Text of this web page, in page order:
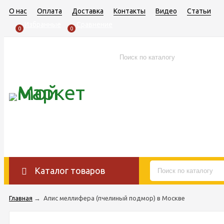
О нас Оплата Доставка Контакты Видео Статьи
0 0
Каталог товаров
Главная → Апис меллифера (пчелиный подмор) в Москве